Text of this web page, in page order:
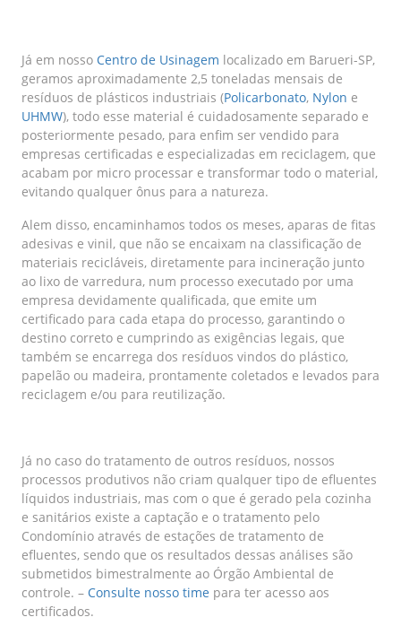
Já em nosso Centro de Usinagem localizado em Barueri-SP,
geramos aproximadamente 2,5 toneladas mensais de
resíduos de plásticos industriais (Policarbonato, Nylon e
UHMW), todo esse material é cuidadosamente separado e
posteriormente pesado, para enfim ser vendido para
empresas certificadas e especializadas em reciclagem, que
acabam por micro processar e transformar todo o material,
evitando qualquer ônus para a natureza.
Alem disso, encaminhamos todos os meses, aparas de fitas
adesivas e vinil, que não se encaixam na classificação de
materiais recicláveis, diretamente para incineração junto
ao lixo de varredura, num processo executado por uma
empresa devidamente qualificada, que emite um
certificado para cada etapa do processo, garantindo o
destino correto e cumprindo as exigências legais, que
também se encarrega dos resíduos vindos do plástico,
papelão ou madeira, prontamente coletados e levados para
reciclagem e/ou para reutilização.
Já no caso do tratamento de outros resíduos, nossos
processos produtivos não criam qualquer tipo de efluentes
líquidos industriais, mas com o que é gerado pela cozinha
e sanitários existe a captação e o tratamento pelo
Condomínio através de estações de tratamento de
efluentes, sendo que os resultados dessas análises são
submetidos bimestralmente ao Órgão Ambiental de
controle. – Consulte nosso time para ter acesso aos
certificados.